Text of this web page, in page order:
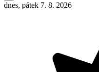
dnes, pátek 7. 8. 2026